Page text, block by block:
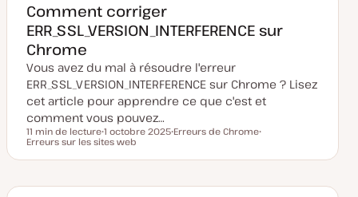
Comment corriger
ERR_SSL_VERSION_INTERFERENCE sur
Chrome
Vous avez du mal à résoudre l'erreur
ERR_SSL_VERSION_INTERFERENCE sur Chrome ? Lisez
cet article pour apprendre ce que c'est et
comment vous pouvez…
Temps de lecture
11 min de lecture
D
t
d
1 octobre 2025
j
t
Erreurs de Chrome
j
t
Erreurs sur les sites web